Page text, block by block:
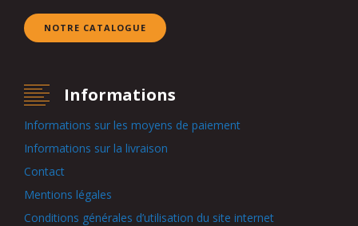
NOTRE CATALOGUE
Informations
Informations sur les moyens de paiement
Informations sur la livraison
Contact
Mentions légales
Conditions générales d’utilisation du site internet